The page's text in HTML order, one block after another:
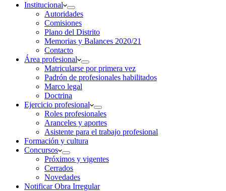
Institucional
Autoridades
Comisiones
Plano del Distrito
Memorias y Balances 2020/21
Contacto
Área profesional
Matricularse por primera vez
Padrón de profesionales habilitados
Marco legal
Doctrina
Ejercicio profesional
Roles profesionales
Aranceles y aportes
Asistente para el trabajo profesional
Formación y cultura
Concursos
Próximos y vigentes
Cerrados
Novedades
Notificar Obra Irregular